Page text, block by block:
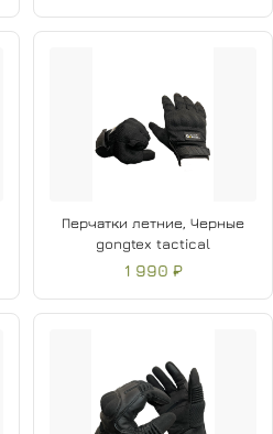
Перчатки летние, Черные
gongtex tactical
1 990 ₽